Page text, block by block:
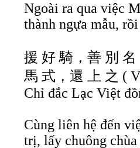
Ngoài ra qua việc
thành ngựa mẫu,
援 好 騎，善 別
馬 式，還 上 之 (
Chỉ đắc Lạc Việt
Cùng liên hệ đến
trị, lấy chuông